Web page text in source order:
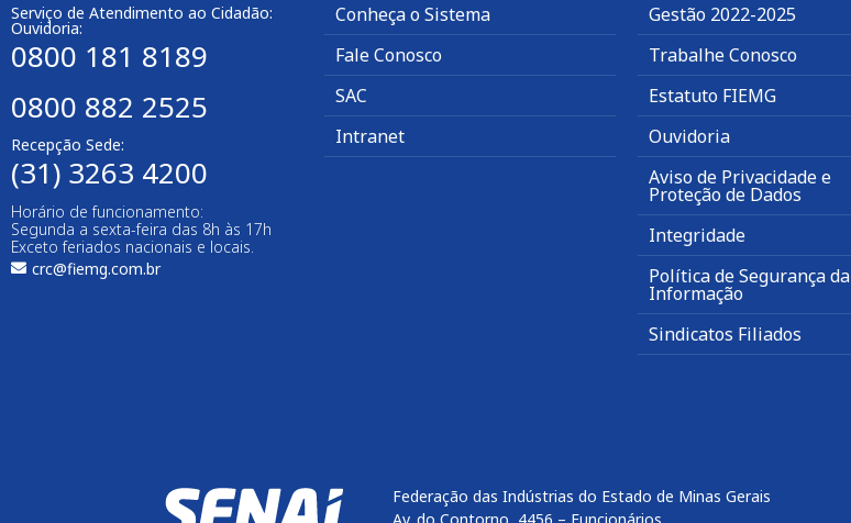
Serviço de Atendimento ao Cidadão:
Ouvidoria:
0800 181 8189
0800 882 2525
Recepção Sede:
(31) 3263 4200
Horário de funcionamento:
Segunda a sexta-feira das 8h às 17h
Exceto feriados nacionais e locais.
crc@fiemg.com.br
Conheça o Sistema
Fale Conosco
SAC
Intranet
Gestão 2022-2025
Trabalhe Conosco
Estatuto FIEMG
Ouvidoria
Aviso de Privacidade e
Proteção de Dados
Integridade
Política de Segurança da
Informação
Sindicatos Filiados
Federação das Indústrias do Estado de Minas Gerais